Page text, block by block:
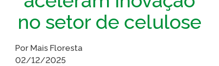
no setor de celulose
Por Mais Floresta
02/12/2025